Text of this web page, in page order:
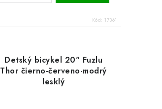
Kód: 17361
Detský bicykel 20" Fuzlu
Thor čierno-červeno-modrý
lesklý